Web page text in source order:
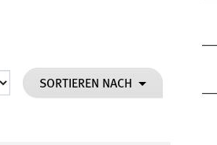
SORTIEREN NACH